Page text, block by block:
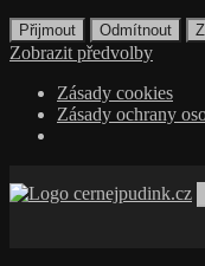
Přijmout Odmítnout
Zobrazit předvolby
Zásady cookies
Zásady ochrany
k